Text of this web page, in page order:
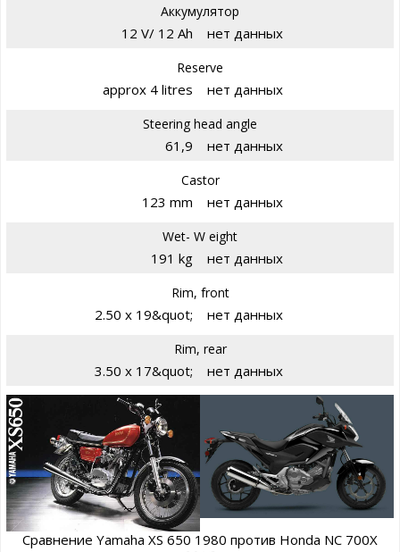
Аккумулятор
12 V/ 12 Ah нет данных
Reserve
approx 4 litres нет данных
Steering head angle
61,9 нет данных
Castor
123 mm нет данных
Wet- W eight
191 kg нет данных
Rim, front
2.50 x 19&quot; нет данных
Rim, rear
3.50 x 17&quot; нет данных
Сравнение Yamaha XS 650 1980 против Honda NC 700X